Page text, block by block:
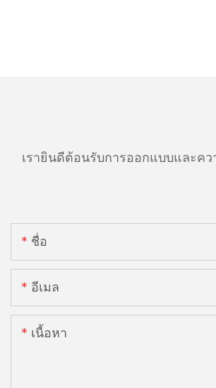
เรายินดีต้อนรับการออกแบบและค
ชื่อ
อีเมล
เนื้อหา